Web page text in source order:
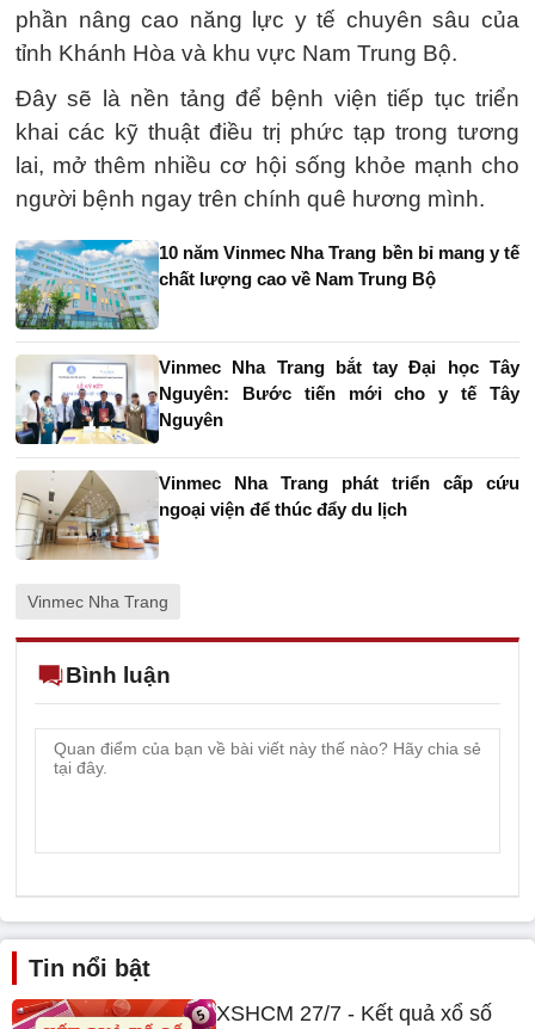
phần nâng cao năng lực y tế chuyên sâu của
tỉnh Khánh Hòa và khu vực Nam Trung Bộ.
Đây sẽ là nền tảng để bệnh viện tiếp tục triển
khai các kỹ thuật điều trị phức tạp trong tương
lai, mở thêm nhiều cơ hội sống khỏe mạnh cho
người bệnh ngay trên chính quê hương mình.
10 năm Vinmec Nha Trang bền bỉ mang y tế
chất lượng cao về Nam Trung Bộ
Vinmec Nha Trang bắt tay Đại học Tây
Nguyên: Bước tiến mới cho y tế Tây
Nguyên
Vinmec Nha Trang phát triển cấp cứu
ngoại viện để thúc đẩy du lịch
Vinmec Nha Trang
Bình luận
Tin nổi bật
XSHCM 27/7 - Kết quả xổ số